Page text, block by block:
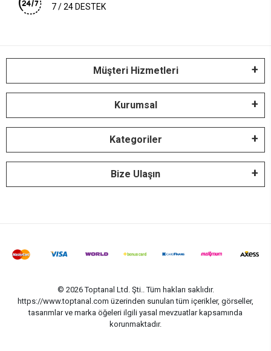
7 / 24 DESTEK
Müşteri Hizmetleri
Kurumsal
Kategoriler
Bize Ulaşın
© 2026 Toptanal Ltd. Şti.. Tüm hakları saklıdır.
https://www.toptanal.com üzerinden sunulan tüm içerikler, görseller,
tasarımlar ve marka öğeleri ilgili yasal mevzuatlar kapsamında
korunmaktadır.